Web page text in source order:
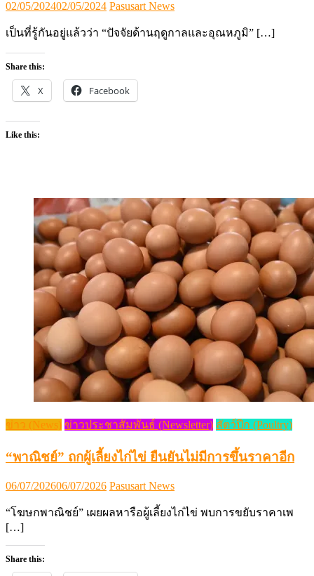
Posted
02/05/202402/05/2024 Author
Pasusart News
เป็นที่รู้กันอยู่แล้วว่า “ปัจจัยด้านฤดูกาลและอุณหภูมิ” […]
Share this:
X Facebook
Like this:
ข่าว (News) ข่าวประชาสัมพันธ์ (Newsletter) สัตว์ปีก (Poultry)
“พาณิชย์” ถกผู้เลี้ยงไก่ไข่ ยืนยันไม่มีการขึ้นราคาอีก
Posted
06/07/202606/07/2026 Author
Pasusart News
“โฆษกพาณิชย์” เผยผลหารือผู้เลี้ยงไก่ไข่ พบการขยับราคาเพ
[…]
Share this: